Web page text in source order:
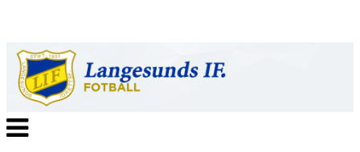
Veksle
navigasjon